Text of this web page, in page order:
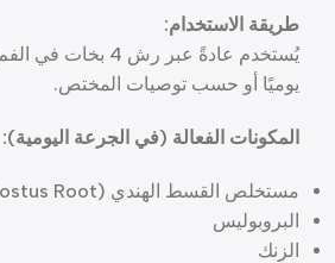
طريقة الاستخدام:
يوميًا أو حسب توصيات المختص.
المكونات الفعالة (في الجرعة اليومية):
مستخلص القسط الهندي (Costus Root)
البروبوليس
الزنك